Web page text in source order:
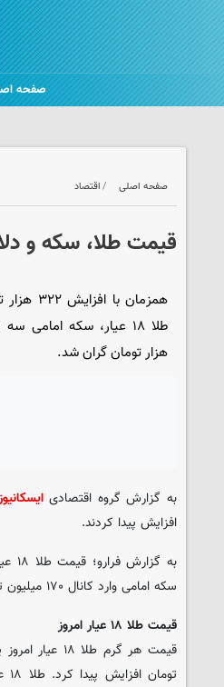
صفحه
صفحه اصلی اقتصاد
قیمت طلا، سکه و دلار
همزمان با
هزار تومان گران شد.
به گزارش گروه اقتصادی
افزایش پیدا کردند.
سکه امامی وارد کانال ۱۷۰ میلیون تومان شد و دلار آزاد بیش از ۱۶۹ هزار تومان خریدوفروش می‌شود.
قیمت طلا ۱۸ عیار امروز